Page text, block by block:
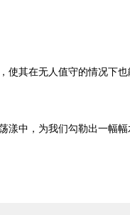
使其在无人值守的情况下
中，为我们勾勒出一幅幅